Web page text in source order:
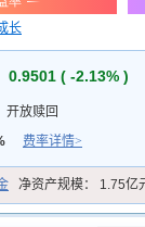
长
0.9501 ( -2.13% )
开放赎回
费率详情>
净资产规模： 1.75亿